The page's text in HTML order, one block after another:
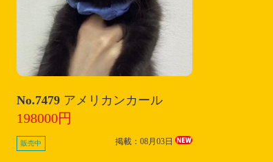
No.7479 アメリカンカール
198000円
販売中 掲載：08月03日